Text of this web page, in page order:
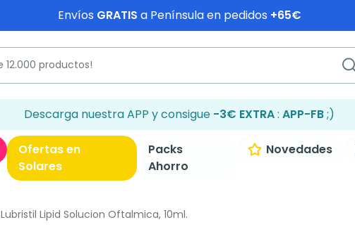
Envíos GRATIS a Península en pedidos +65€
Descarga nuestra APP y consigue -3€ EXTRA: APP-FB;)
Ofertas en
Solares
Packs
Ahorro
Novedades
Lubristil Lipid Solucion Oftalmica, 10ml.